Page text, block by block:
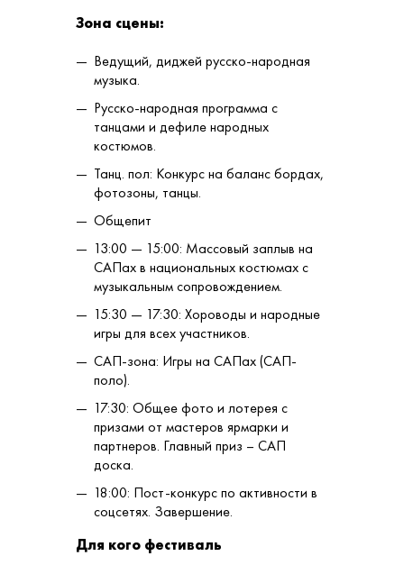
Зона сцены:
Ведущий, диджей русско-народная
музыка.
Русско-народная программа с
танцами и дефиле народных
костюмов.
Танц. пол: Конкурс на баланс бордах,
фотозоны, танцы.
Общепит
13:00 — 15:00: Массовый заплыв на
САПах в национальных костюмах с
музыкальным сопровождением.
15:30 — 17:30: Хороводы и народные
игры для всех участников.
САП-зона: Игры на САПах (САП-
поло).
17:30: Общее фото и лотерея с
призами от мастеров ярмарки и
партнеров. Главный приз – САП
доска.
18:00: Пост-конкурс по активности в
соцсетях. Завершение.
Для кого фестиваль